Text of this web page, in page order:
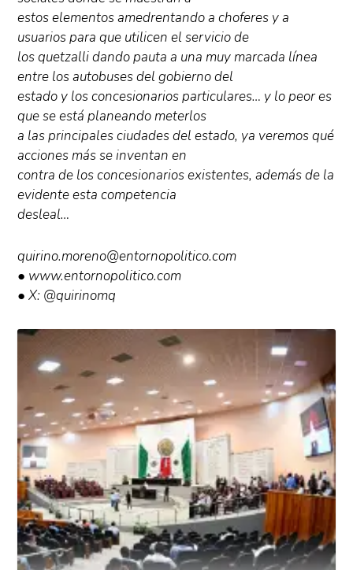
estos elementos amedrentando a choferes y a
usuarios para que utilicen el servicio de
los quetzalli dando pauta a una muy marcada línea
entre los autobuses del gobierno del
estado y los concesionarios particulares… y lo peor es
que se está planeando meterlos
a las principales ciudades del estado, ya veremos qué
acciones más se inventan en
contra de los concesionarios existentes, además de la
evidente esta competencia
desleal…
quirino.moreno@entornopolitico.com
● www.entornopolitico.com
● X: @quirinomq